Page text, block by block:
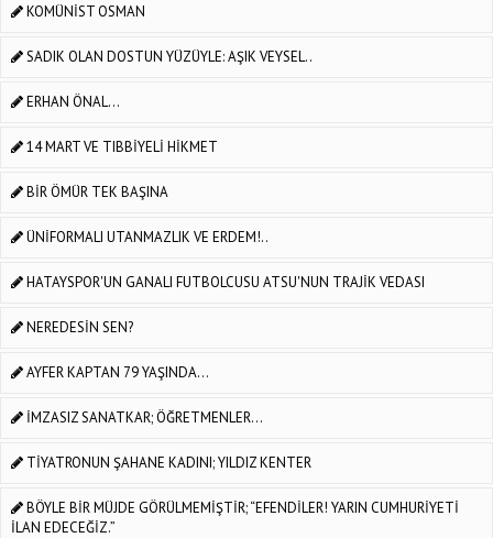
KOMÜNİST OSMAN
SADIK OLAN DOSTUN YÜZÜYLE: AŞIK VEYSEL..
ERHAN ÖNAL...
14 MART VE TIBBİYELİ HİKMET
BİR ÖMÜR TEK BAŞINA
ÜNİFORMALI UTANMAZLIK VE ERDEM!..
HATAYSPOR'UN GANALI FUTBOLCUSU ATSU'NUN TRAJİK VEDASI
NEREDESİN SEN?
AYFER KAPTAN 79 YAŞINDA...
İMZASIZ SANATKAR; ÖĞRETMENLER…
TİYATRONUN ŞAHANE KADINI; YILDIZ KENTER
BÖYLE BİR MÜJDE GÖRÜLMEMİŞTİR; “EFENDİLER! YARIN CUMHURİYETİ
İLAN EDECEĞİZ.”